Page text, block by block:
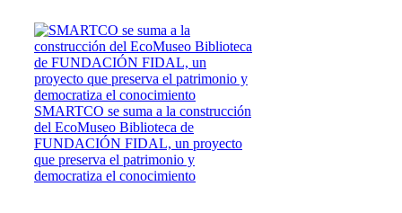
SMARTCO se suma a la construcción
del EcoMuseo Biblioteca de
FUNDACIÓN FIDAL, un proyecto
que preserva el patrimonio y
democratiza el conocimiento